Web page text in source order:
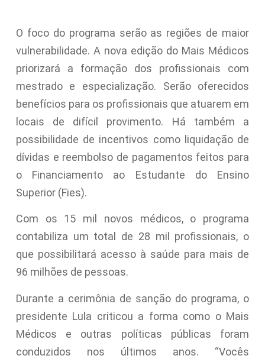
O foco do programa serão as regiões de maior
vulnerabilidade. A nova edição do Mais Médicos
priorizará a formação dos profissionais com
mestrado e especialização. Serão oferecidos
benefícios para os profissionais que atuarem em
locais de difícil provimento. Há também a
possibilidade de incentivos como liquidação de
dívidas e reembolso de pagamentos feitos para
o Financiamento ao Estudante do Ensino
Superior (Fies).
Com os 15 mil novos médicos, o programa
contabiliza um total de 28 mil profissionais, o
que possibilitará acesso à saúde para mais de
96 milhões de pessoas.
Durante a cerimônia de sanção do programa, o
presidente Lula criticou a forma como o Mais
Médicos e outras políticas públicas foram
conduzidos nos últimos anos. “Vocês